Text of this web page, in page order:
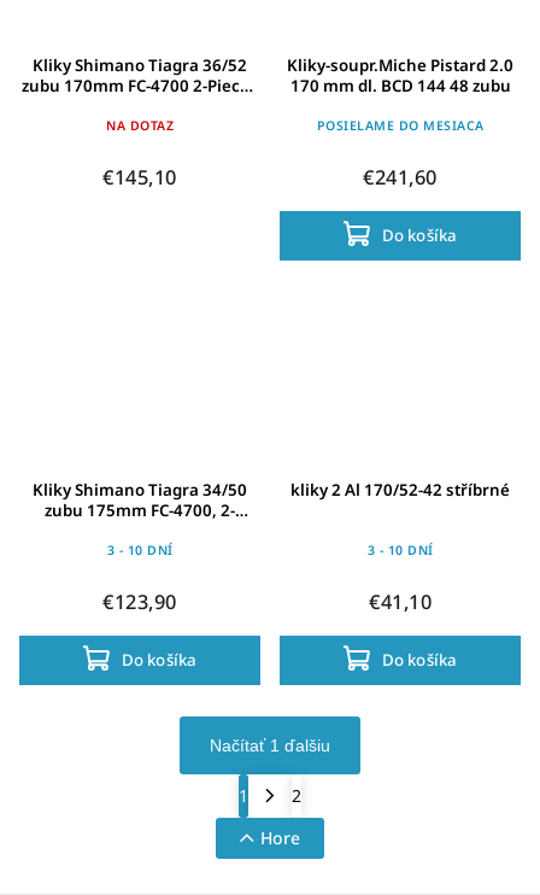
Kliky Shimano Tiagra 36/52
zubu 170mm FC-4700 2-Pieces
NA DOTAZ
€145,10
Kliky-soupr.Miche Pistard 2.0
170 mm dl. BCD 144 48 zubu
POSIELAME DO MESIACA
€241,60
Do košíka
Kliky Shimano Tiagra 34/50
zubu 175mm FC-4700, 2-
3 - 10 DNÍ
€123,90
Do košíka
kliky 2 Al 170/52-42 stříbrné
3 - 10 DNÍ
€41,10
Do košíka
Načítať 1 ďalšiu
1
2
Hore